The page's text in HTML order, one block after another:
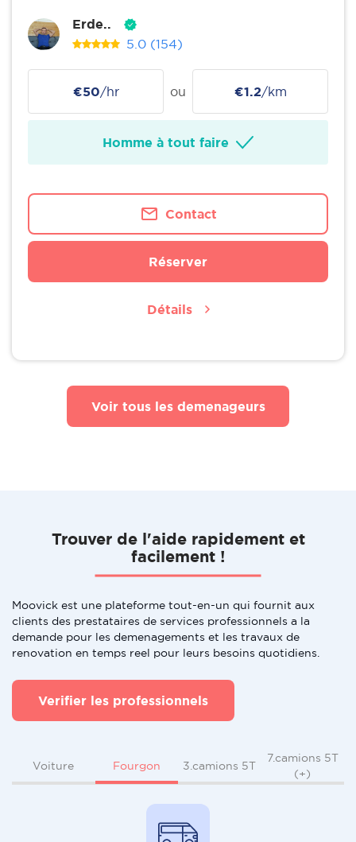
Erde..
5.0 (154)
€50/hr ou €1.2/km
Homme à tout faire
Contact
Réserver
Détails
Voir tous les demenageurs
Trouver de l'aide rapidement et
facilement !
Moovick est une plateforme tout-en-un qui fournit aux
clients des prestataires de services professionnels a la
demande pour les demenagements et les travaux de
renovation en temps reel pour leurs besoins quotidiens.
Verifier les professionnels
Voiture Fourgon 3.camions 5T
7.camions 5T
(+)